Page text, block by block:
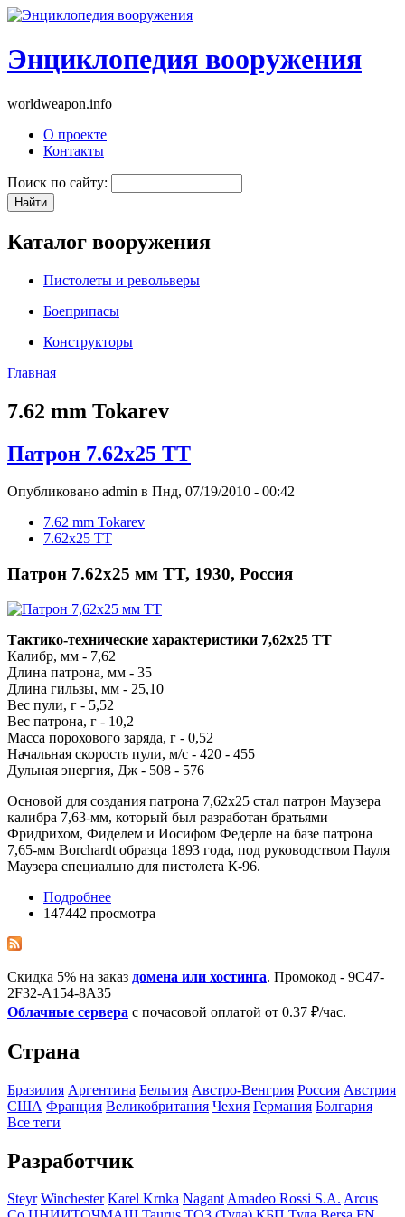
Энциклопедия вооружения
worldweapon.info
О проекте
Контакты
Поиск по сайту:
Каталог вооружения
Пистолеты и револьверы
Боеприпасы
Конструкторы
Главная
7.62 mm Tokarev
Патрон 7.62х25 TT
Опубликовано admin в Пнд, 07/19/2010 - 00:42
7.62 mm Tokarev
7.62х25 TT
Патрон 7.62х25 мм TT, 1930, Россия
Тактико-технические характеристики 7,62х25 TT
Калибр, мм - 7,62
Длина патрона, мм - 35
Длина гильзы, мм - 25,10
Вес пули, г - 5,52
Вес патрона, г - 10,2
Масса порохового заряда, г - 0,52
Начальная скорость пули, м/с - 420 - 455
Дульная энергия, Дж - 508 - 576
Основой для создания патрона 7,62x25 стал патрон Маузера
калибра 7,63-мм, который был разработан братьями
Фридрихом, Фиделем и Иосифом Федерле на базе патрона
7,65-мм Borchardt образца 1893 года, под руководством Пауля
Маузера специально для пистолета К-96.
Подробнее
147442 просмотра
Скидка 5% на заказ домена или хостинга. Промокод - 9C47-
2F32-A154-8A35
Облачные сервера с почасовой оплатой от 0.37 ₽/час.
Страна
Бразилия Аргентина Бельгия Австро-Венгрия Росcия Австрия
США Франция Великобритания Чехия Германия Болгария
Все теги
Разработчик
Steyr Winchester Karel Krnka NagantAmadeo Rossi S.A. Arcus